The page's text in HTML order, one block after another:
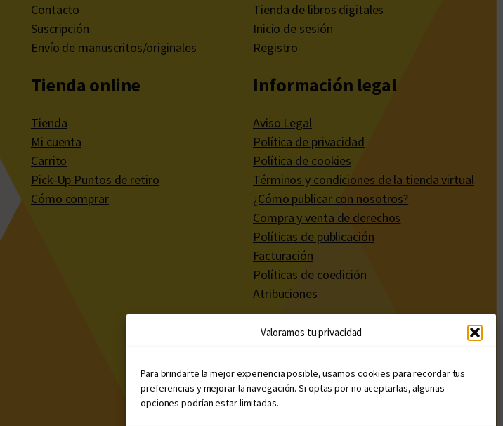
Valoramos tu privacidad
Para brindarte la mejor experiencia posible, usamos cookies para recordar tus
preferencias y mejorar la navegación. Si optas por no aceptarlas, algunas
opciones podrían estar limitadas.
Contacto
Suscripción
Envío de manuscritos/originales
Tienda online
Tienda
Mi cuenta
Carrito
Pick-Up Puntos de retiro
Cómo comprar
Tienda de libros digitales
Inicio de sesión
Registro
Información legal
Aviso Legal
Política de privacidad
Política de cookies
Términos y condiciones de la tienda virtual
¿Cómo publicar con nosotros?
Compra y venta de derechos
Políticas de publicación
Facturación
Políticas de coedición
Atribuciones